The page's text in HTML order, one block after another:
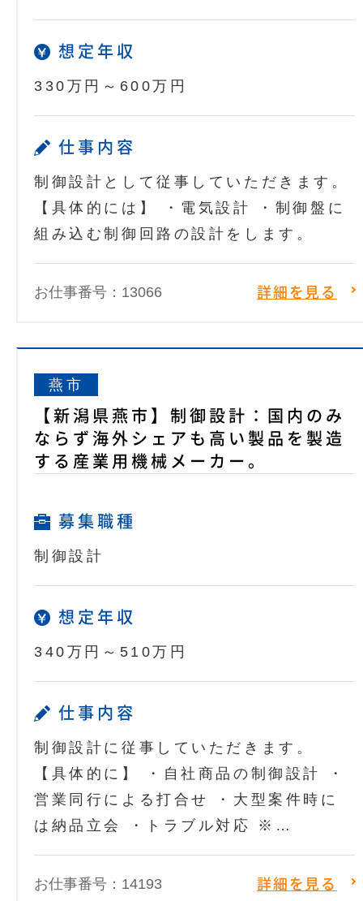
想定年収
330万円～600万円
仕事内容
制御設計として従事していただきます。
【具体的には】 ・電気設計 ・制御盤に
組み込む制御回路の設計をします。
お仕事番号：13066 詳細を見る
燕市
【新潟県燕市】制御設計：国内のみ
ならず海外シェアも高い製品を製造
する産業用機械メーカー。
募集職種
制御設計
想定年収
340万円～510万円
仕事内容
制御設計に従事していただきます。
【具体的に】 ・自社商品の制御設計 ・
営業同行による打合せ ・大型案件時に
は納品立会 ・トラブル対応 ※…
お仕事番号：14193 詳細を見る